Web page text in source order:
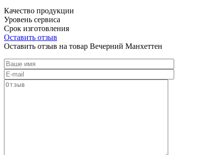
Качество продукции
Уровень сервиса
Срок изготовления
Оставить отзыв
Оставить отзыв на товар Вечерний Манхеттен